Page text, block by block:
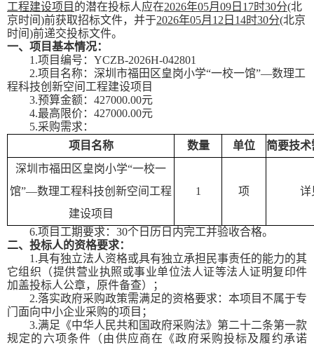
工程建设项目 的潜在投标人应在2026年05月 09日 17时30分(北
京时间)前获取招标文件，并于2026年05月 12 日 14时30分(北京
时间)前递交投标文件。
一、项目基本情况：
1.项目编号： YCZB-2026H-042801
2.项目名称： 深圳市福田区皇岗小学“一校一馆”—数理工
程科技创新空间工程建设项目
3.预算金额： 427000.00元
4.最高限价： 427000.00元
5.采购需求：
项目名称
数量 单位
简要技术
深圳市福田区皇岗小学“一校一
馆”—数理工程科技创新空间工程
建设项目
1 项 详
6.项目工期要求： 30个日历日内完工并验收合格。
二、投标人的资格要求：
1.具有独立法人资格或具有独立承担民事责任的能力的其
它组织（提供营业执照或事业单位法人证等法人证明复印件
加盖投标人公章，原件备查）；
2.落实政府采购政策需满足的资格要求：本项目不属于专
门面向中小企业采购的项目 ；
3.满足《中华人民共和国政府采购法》第二十二条第一款
规定的六项条件（由供应商在《政府采购投标及履约承诺